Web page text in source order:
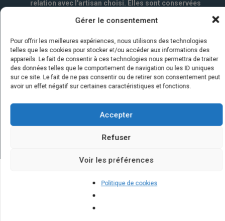
Gérer le consentement
Pour offrir les meilleures expériences, nous utilisons des technologies
telles que les cookies pour stocker et/ou accéder aux informations des
appareils. Le fait de consentir à ces technologies nous permettra de traiter
des données telles que le comportement de navigation ou les ID uniques
sur ce site. Le fait de ne pas consentir ou de retirer son consentement peut
avoir un effet négatif sur certaines caractéristiques et fonctions.
Accepter
Refuser
Voir les préférences
Politique de cookies
relation avec l'artisan choisi. Elles sont conservées
service commercial.*
Quelques infos sur nos centrales
solaires : questions et réponses